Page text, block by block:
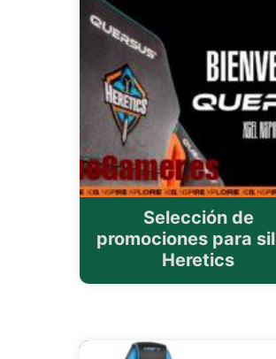
Selección de
promociones para
Heretics